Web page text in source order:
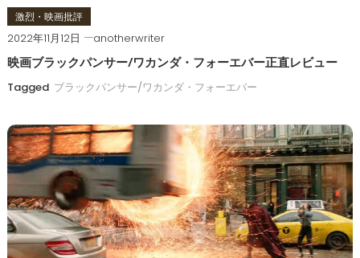
激烈・映画批評
2022年11月12日 anotherwriter
映画ブラックパンサー/ワカンダ・フォーエバー正直レビュー
Tagged ブラックパンサー/ワカンダ・フォーエバー